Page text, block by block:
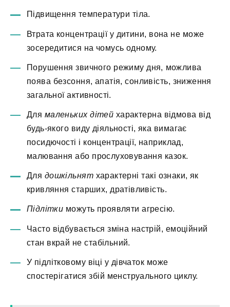
Підвищення температури тіла.
Втрата концентрації у дитини, вона не може
зосередитися на чомусь одному.
Порушення звичного режиму дня, можлива
поява безсоння, апатія, сонливість, зниження
загальної активності.
Для маленьких дітей характерна відмова від
будь-якого виду діяльності, яка вимагає
посидючості і концентрації, наприклад,
малювання або прослуховування казок.
Для дошкільнятхарактерні такі ознаки, як
кривляння старших, дратівливість.
Підлітки можуть проявляти агресію.
Часто відбувається зміна настрій, емоційний
стан вкрай не стабільний.
У підлітковому віці у дівчаток може
спостерігатися збій менструального циклу.